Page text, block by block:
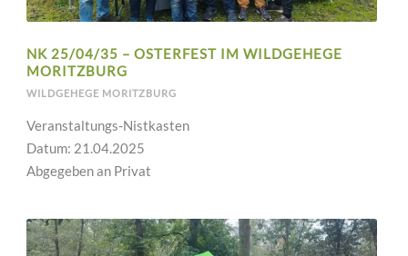
NK 25/04/35 – OSTERFEST IM WILDGEHEGE
MORITZBURG
WILDGEHEGE MORITZBURG
Veranstaltungs-Nistkasten
Datum: 21.04.2025
Abgegeben an Privat